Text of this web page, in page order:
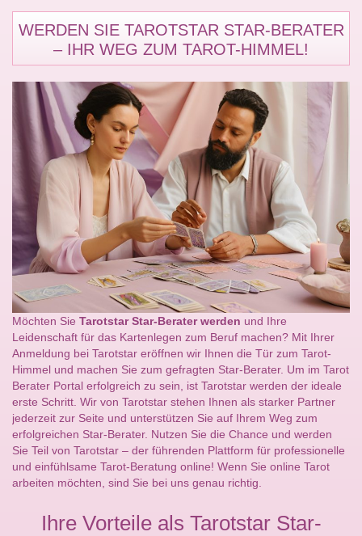
WERDEN SIE TAROTSTAR STAR-BERATER
– IHR WEG ZUM TAROT-HIMMEL!
Möchten Sie Tarotstar Star-Berater werden und Ihre
Leidenschaft für das Kartenlegen zum Beruf machen? Mit Ihrer
Anmeldung bei Tarotstar eröffnen wir Ihnen die Tür zum Tarot-
Himmel und machen Sie zum gefragten Star-Berater. Um im Tarot
Berater Portal erfolgreich zu sein, ist Tarotstar werden der ideale
erste Schritt. Wir von Tarotstar stehen Ihnen als starker Partner
jederzeit zur Seite und unterstützen Sie auf Ihrem Weg zum
erfolgreichen Star-Berater. Nutzen Sie die Chance und werden
Sie Teil von Tarotstar – der führenden Plattform für professionelle
und einfühlsame Tarot-Beratung online! Wenn Sie online Tarot
arbeiten möchten, sind Sie bei uns genau richtig.
Ihre Vorteile als Tarotstar Star-